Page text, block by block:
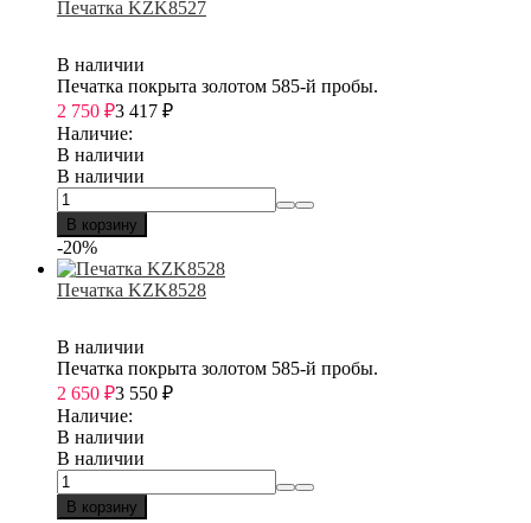
Печатка KZK8527
В наличии
Печатка покрыта золотом 585-й пробы.
2 750 ₽3 417 ₽
Наличие:
В наличии
В наличии
В корзину
-20%
Печатка KZK8528
В наличии
Печатка покрыта золотом 585-й пробы.
2 650 ₽3 550 ₽
Наличие:
В наличии
В наличии
В корзину